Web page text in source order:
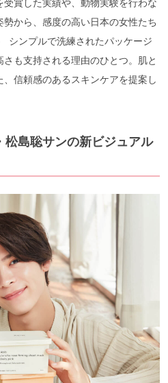
賞した実績や、動物実験を行わな
から、感度の高い日本の女性たち
シンプルで洗練されたパッケージ
も支持される理由のひとつ。肌と
信頼感のあるスキンケアを提案し
松島聡サンの新ビジュアル